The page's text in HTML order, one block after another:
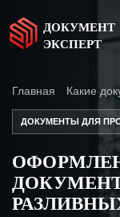
ДОКУМЕНТ
ЭКСПЕРТ
Главная Какие
ДОКУМЕНТЫ ДЛЯ